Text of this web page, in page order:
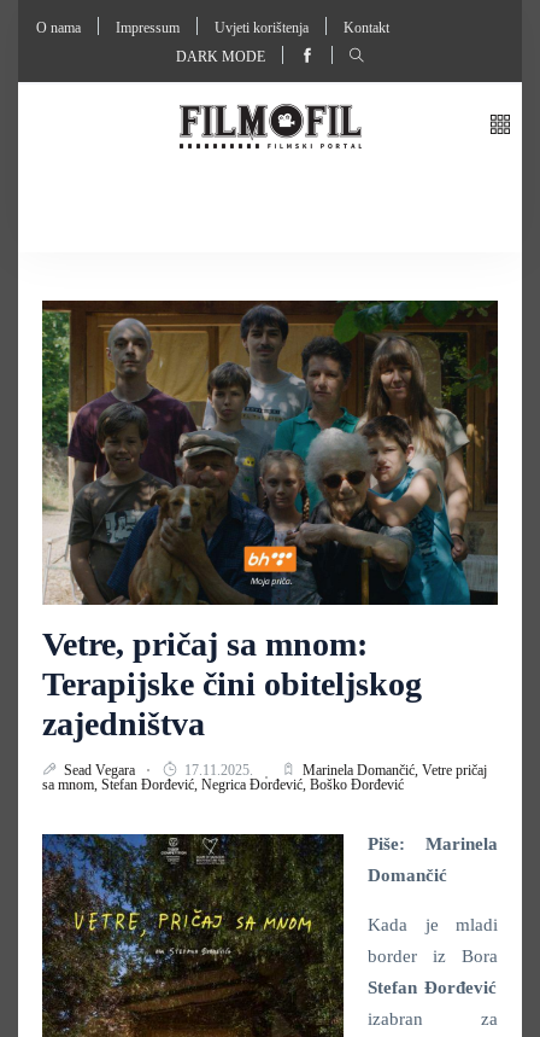
O nama Impressum Uvjeti korištenja
Kontakt
DARK MODE
Vetre, pričaj sa mnom:
Terapijske čini obiteljskog
zajedništva
Sead Vegara 17.11.2025. Marinela Domančić, Vetre pričaj
sa mnom, Stefan Đorđević, Negrica Đorđević, Boško Đorđević
Piše: Marinela
Domančić
Kada je mladi
border iz Bora
Stefan Đorđević
izabran za